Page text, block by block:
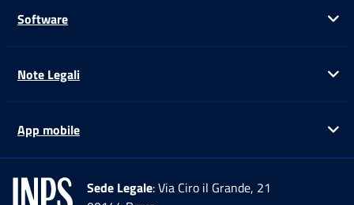
Software
Note Legali
App mobile
Sede Legale: Via Ciro il Grande, 21